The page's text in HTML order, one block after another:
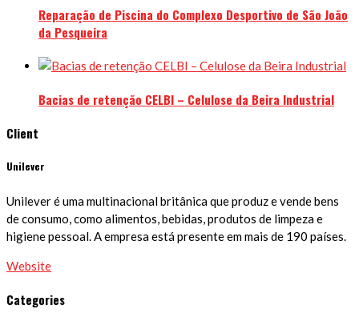
Reparação de Piscina do Complexo Desportivo de São João
da Pesqueira
Bacias de retenção CELBI – Celulose da Beira Industrial
Client
Unilever
Unilever é uma multinacional britânica que produz e vende bens
de consumo, como alimentos, bebidas, produtos de limpeza e
higiene pessoal. A empresa está presente em mais de 190 países.
Website
Categories